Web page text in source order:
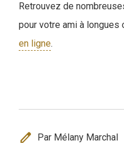
Retrouvez de
pour votre ami à longues
en ligne.
edit Par Mélany Marchal